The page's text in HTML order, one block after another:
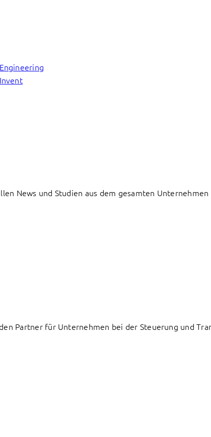
News und Studien aus dem gesamten
Partner für Unternehmen bei der Steuerung und